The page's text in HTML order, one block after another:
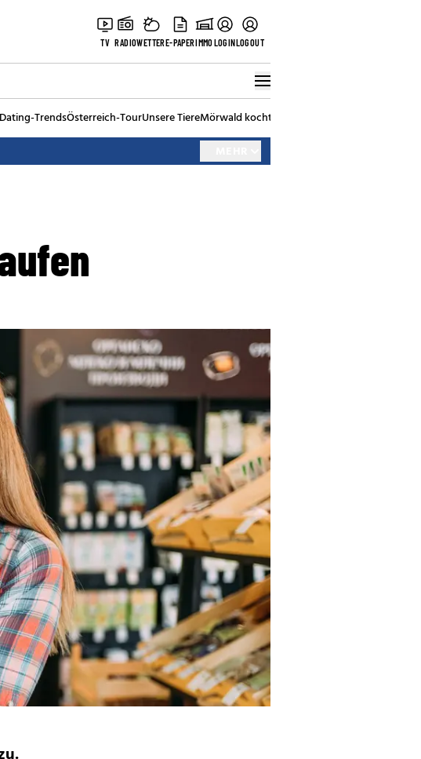
TV RADIOWETTERE-PAPERIMMOLOGINLOGOUT
Dating-TrendsÖsterreich-TourUnsere TiereMörwald kocht